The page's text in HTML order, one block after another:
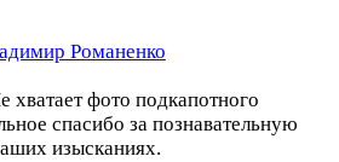
Романенко
хватает фото подкапотного
спасибо за познавательную
изысканиях.